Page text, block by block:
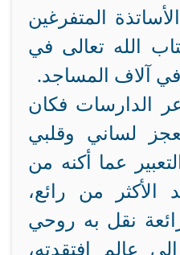
المتفرغين
الله تعالى في
آلاف المساجد.
الدارسات فكان
لساني وقلبي
عما أكنه من
الأكثر من رائع،
نقل به روحي
عالم افتقدته،